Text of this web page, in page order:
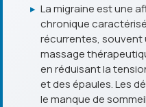
▸ La migraine est une
chronique
récurrentes, souvent
massage
en réduisant la
et des épaules. Les
le manque de